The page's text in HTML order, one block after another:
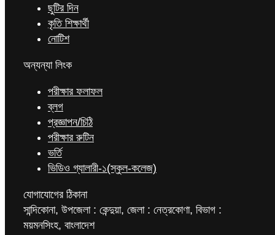
ছুটির দিন
কৃতি শিক্ষার্থী
নোটিশ
অন্যন্যা লিংক
পরীক্ষার ফলাফল
ব্লগ
প্রজ্ঞাপন/চিঠি
পরীক্ষার রুটিন
ভর্তি
ভিডিও গ্যালারী-১(স্কুল-কলেজ)
যোগাযোগের ঠিকানা
সান্দিকোনা, উপজেলা : কেন্দুয়া, জেলা : নেত্রকোণা, বিভাগ :
ময়মনসিংহ, বাংলাদেশ